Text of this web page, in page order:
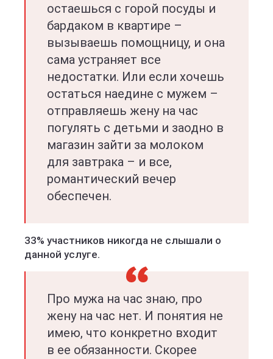
остаешься с горой посуды и
бардаком в квартире –
вызываешь помощницу, и она
сама устраняет все
недостатки. Или если хочешь
остаться наедине с мужем –
отправляешь жену на час
погулять с детьми и заодно в
магазин зайти за молоком
для завтрака – и все,
романтический вечер
обеспечен.
33% участников никогда не слышали о
данной услуге.
Про мужа на час знаю, про
жену на час нет. И понятия не
имею, что конкретно входит
в ее обязанности. Скорее